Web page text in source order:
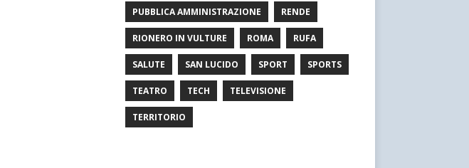
PUBBLICA AMMINISTRAZIONE RENDE
RIONERO IN VULTURE ROMA RUFA
SALUTE SAN LUCIDO SPORT SPORTS
TEATRO TECH TELEVISIONE
TERRITORIO